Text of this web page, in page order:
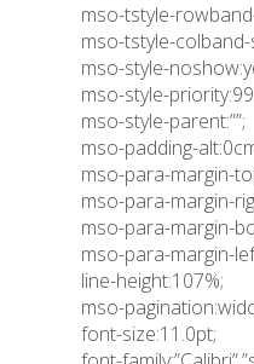
mso-tstyle-
mso-tstyle-colband-
mso-style-
mso-style-
mso-style-parent:””;
mso-padding-
mso-para-margin-
mso-para-margin-
mso-para-margin-
mso-para-margin-
line-height:107%;
mso-
font-size:11.0pt;